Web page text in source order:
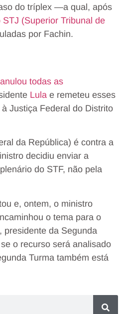
do tríplex —a qual, após
(Superior Tribunal de
por Fachin.
todas as
Lula e remeteu esses
Justiça Federal do Distrito
da República) é contra a
decidiu enviar a
do STF, não pela
e, ontem, o ministro
o tema para o
presidente da Segunda
o recurso será analisado
Turma também está